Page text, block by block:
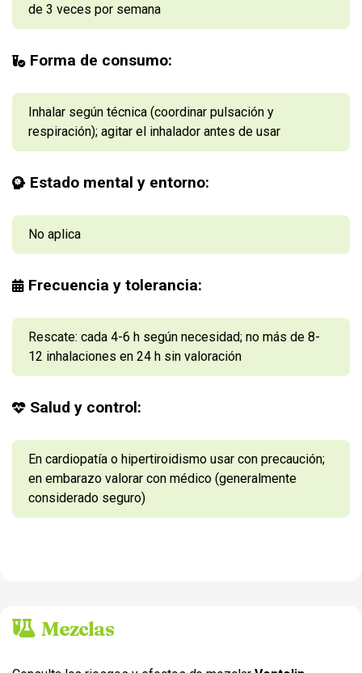
de 3 veces por semana
Forma de consumo:
Inhalar según técnica (coordinar pulsación y
respiración); agitar el inhalador antes de usar
Estado mental y entorno:
No aplica
Frecuencia y tolerancia:
Rescate: cada 4-6 h según necesidad; no más de 8-
12 inhalaciones en 24 h sin valoración
Salud y control:
En cardiopatía o hipertiroidismo usar con precaución;
en embarazo valorar con médico (generalmente
considerado seguro)
Mezclas